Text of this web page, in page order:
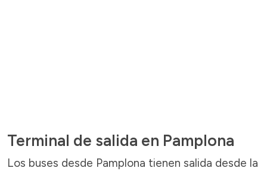
Terminal de salida en Pamplona
Los buses desde Pamplona tienen salida desde la